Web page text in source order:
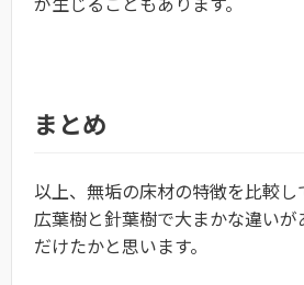
まとめ
以上、無垢の床材の特徴を比較し
広葉樹と針葉樹で大まかな違い
だけたかと思います。